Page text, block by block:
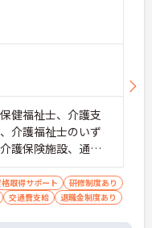
健福祉士、介護支
介護福祉士のいず
護保険施設、通所
経験がある方 ■普
定可）
取得サポート
研修制度あり
交通費支給 退職金制度あり